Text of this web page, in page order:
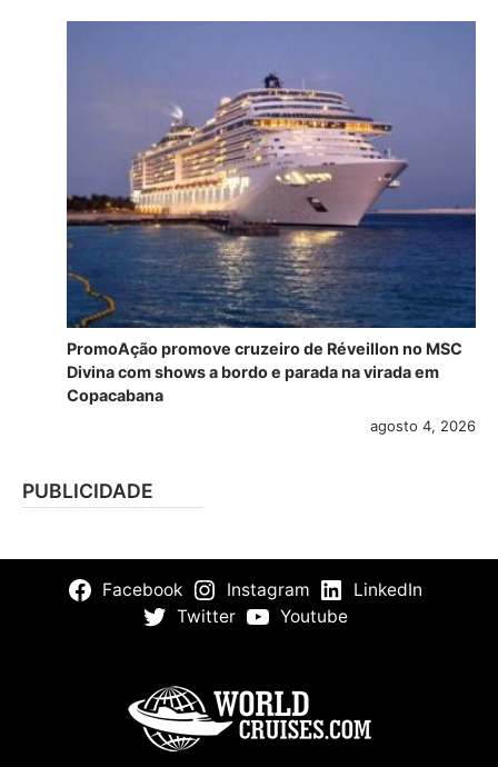
PromoAção promove cruzeiro de Réveillon no MSC
Divina com shows a bordo e parada na virada em
Copacabana
agosto 4, 2026
PUBLICIDADE
Facebook Instagram
LinkedIn
Twitter
Youtube